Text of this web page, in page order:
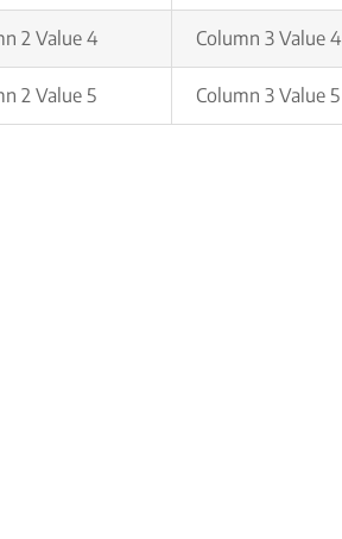
2 Value 4 Column 3 Value 4
2 Value 5 Column 3 Value 5